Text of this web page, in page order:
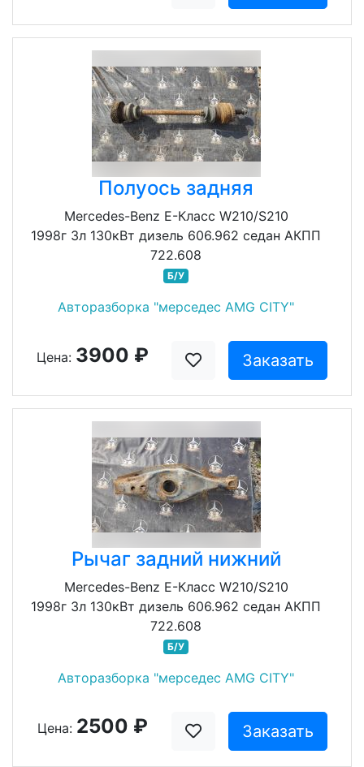
Полуось задняя
Mercedes-Benz E-Класс W210/S210
1998г 3л 130кВт дизель 606.962 седан АКПП
722.608
Б/У
Авторазборка "мерседес AMG CITY"
Цена: 3900 ₽ Заказать
Рычаг задний нижний
Mercedes-Benz E-Класс W210/S210
1998г 3л 130кВт дизель 606.962 седан АКПП
722.608
Б/У
Авторазборка "мерседес AMG CITY"
Цена: 2500 ₽ Заказать